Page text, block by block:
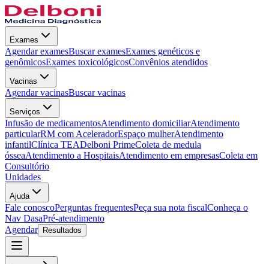
Exames
Agendar examesBuscar examesExames genéticos e
genômicosExames toxicológicosConvênios atendidos
Vacinas
Agendar vacinasBuscar vacinas
Serviços
Infusão de medicamentosAtendimento domiciliarAtendimento
particularRM com AceleradorEspaço mulherAtendimento
infantilClínica TEADelboni PrimeColeta de medula
ósseaAtendimento a HospitaisAtendimento em empresasColeta em
Consultório
Unidades
Ajuda
Fale conoscoPerguntas frequentesPeça sua nota fiscalConheça o
Nav DasaPré-atendimento
Agendar
Resultados